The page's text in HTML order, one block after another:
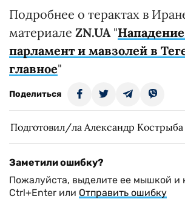
Подробнее о терактах в
материале ZN.UA"
парламент и мавзолей в
главное"
Поделиться
Подготовил/ла Александр Кострыба
Заметили ошибку?
Пожалуйста, выделите ее мышкой и
Ctrl+Enter или Отправить ошибку